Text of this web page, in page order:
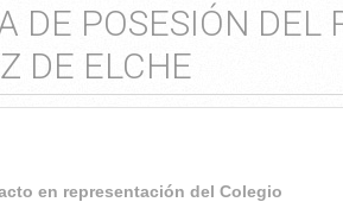
DE POSESIÓN DEL
DE ELCHE
en representación del Colegio